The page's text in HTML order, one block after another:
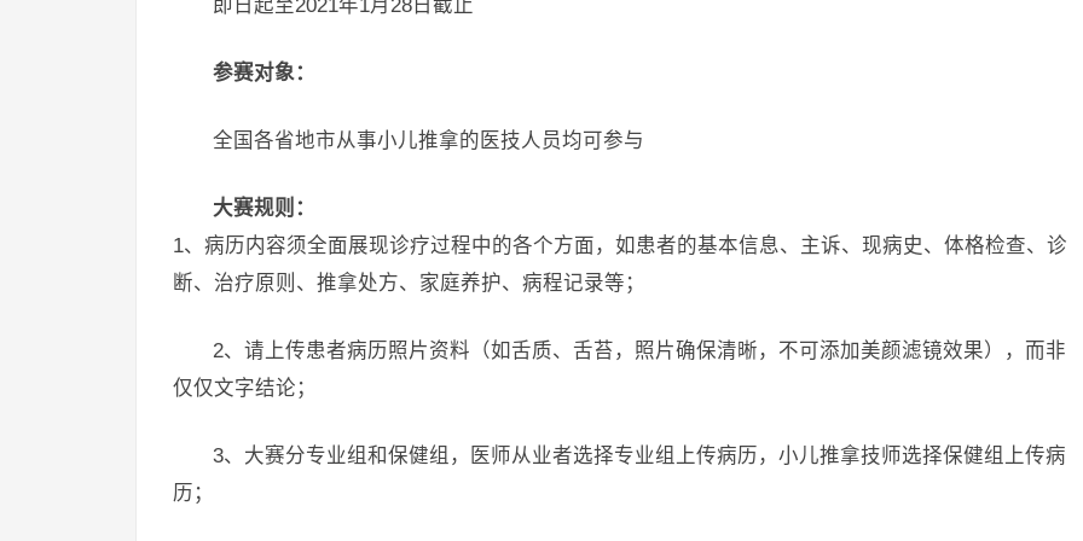
参赛对象：
全国各省地市从事小儿推拿的医技人员均可参与
大赛规则：
1、病历内容须全面展现诊疗过程中的各个方面，如患者的基本信息、主诉、现病史、体格检查、诊
断、治疗原则、推拿处方、家庭养护、病程记录等；
2、请上传患者病历照片资料（如舌质、舌苔，照片确保清晰，不可添加美颜滤镜效果），而非
仅仅文字结论；
3、大赛分专业组和保健组，医师从业者选择专业组上传病历，小儿推拿技师选择保健组上传病
历；